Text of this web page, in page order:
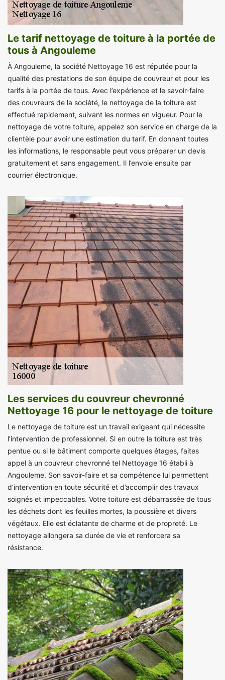
Le tarif nettoyage de toiture à la portée de
tous à Angouleme
À Angouleme, la société Nettoyage 16 est réputée pour la
qualité des prestations de son équipe de couvreur et pour les
tarifs à la portée de tous. Avec l’expérience et le savoir-faire
des couvreurs de la société, le nettoyage de la toiture est
effectué rapidement, suivant les normes en vigueur. Pour le
nettoyage de votre toiture, appelez son service en charge de la
clientèle pour avoir une estimation du tarif. En donnant toutes
les informations, le responsable peut vous préparer un devis
gratuitement et sans engagement. Il l’envoie ensuite par
courrier électronique.
Les services du couvreur chevronné
Nettoyage 16 pour le nettoyage de toiture
Le nettoyage de toiture est un travail exigeant qui nécessite
l’intervention de professionnel. Si en outre la toiture est très
pentue ou si le bâtiment comporte quelques étages, faites
appel à un couvreur chevronné tel Nettoyage 16 établi à
Angouleme. Son savoir-faire et sa compétence lui permettent
d’intervention en toute sécurité et d’accomplir des travaux
soignés et impeccables. Votre toiture est débarrassée de tous
les déchets dont les feuilles mortes, la poussière et divers
végétaux. Elle est éclatante de charme et de propreté. Le
nettoyage allongera sa durée de vie et renforcera sa
résistance.